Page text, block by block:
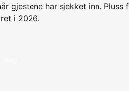
gjestene har sjekket inn. Pluss
i 2026.